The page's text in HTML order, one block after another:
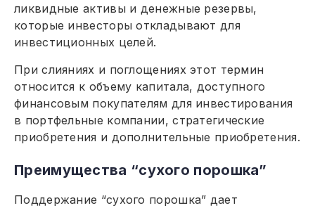
ликвидные активы и денежные резервы,
которые инвесторы откладывают для
инвестиционных целей.
При слияниях и поглощениях этот термин
относится к объему капитала, доступного
финансовым покупателям для инвестирования
в портфельные компании, стратегические
приобретения и дополнительные приобретения.
Преимущества “сухого порошка”
Поддержание “сухого порошка” дает